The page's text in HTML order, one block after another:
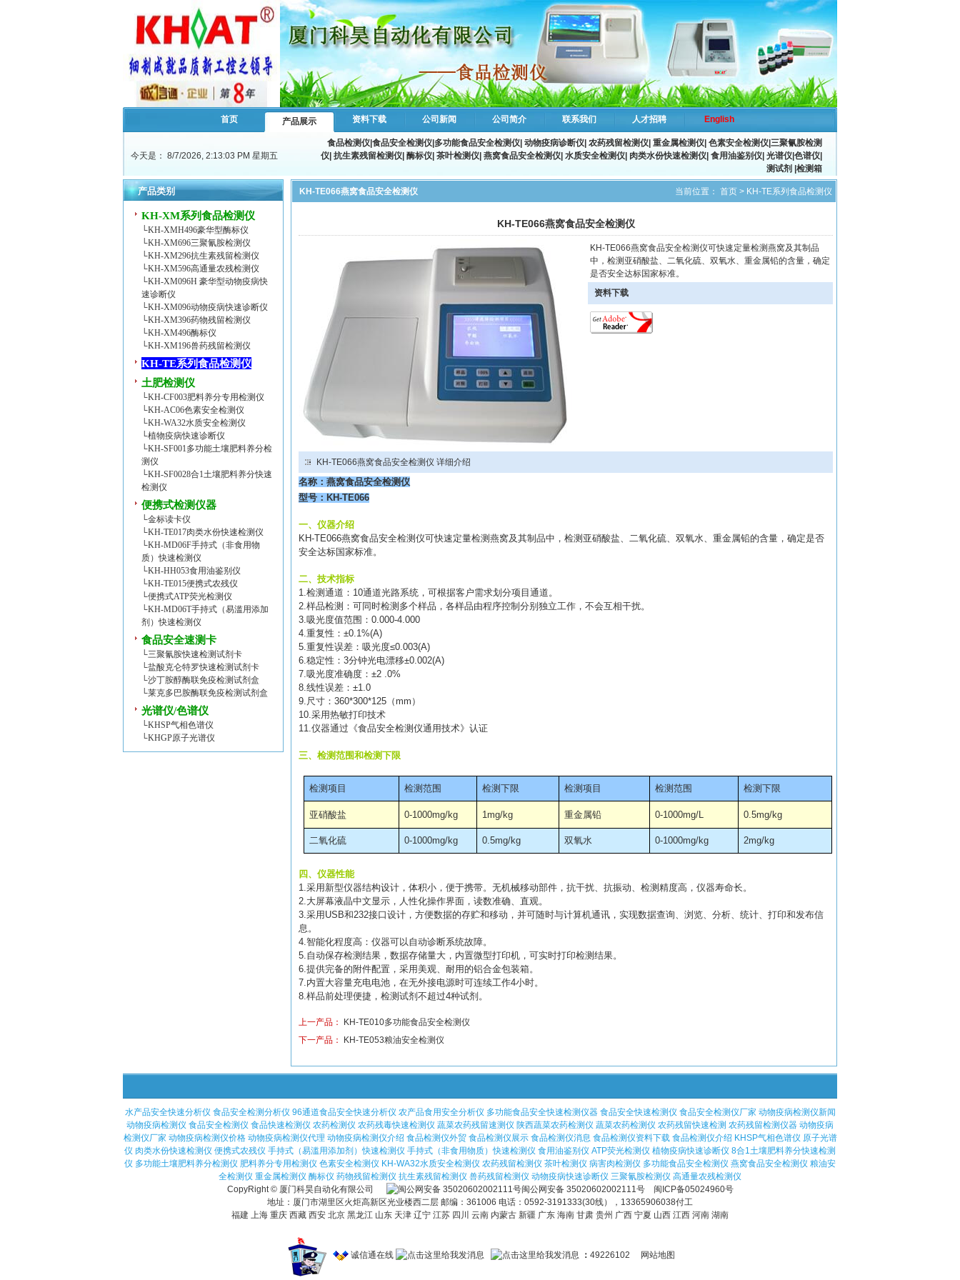
首页 产品展示 资料下载 公司新闻 公司简介 联系我们 人才招聘 English
今天是： 8/7/2026, 2:13:04 PM 星期五
食品检测仪 食品安全检测仪 多功能食品安全检测仪 动物疫病诊断仪 农药残留检测仪 重金属检测仪 色素安全检测仪 三聚氰胺检测
仪 抗生素残留检测仪 酶标仪 茶叶检测仪 燕窝食品安全检测仪 水质安全检测仪 肉类水份快速检测仪| 食用油鉴别仪 光谱仪 色谱仪
测试剂 |检测箱
产品类别
KH-XM系列食品检测仪
└KH-XMH496豪华型酶标仪
└KH-XM696三聚氰胺检测仪
└KH-XM296抗生素残留检测仪
└KH-XM596高通量农残检测仪
└KH-XM096H 豪华型动物疫病快
速诊断仪
└KH-XM096动物疫病快速诊断仪
└KH-XM396药物残留检测仪
└KH-XM496酶标仪
└KH-XM196兽药残留检测仪
KH-TE系列食品检测仪
土肥检测仪
└KH-CF003肥料养分专用检测仪
└KH-AC06色素安全检测仪
└KH-WA32水质安全检测仪
└植物疫病快速诊断仪
└KH-SF001多功能土壤肥料养分检
测仪
└KH-SF0028合1土壤肥料养分快速
检测仪
便携式检测仪器
└金标读卡仪
└KH-TE017肉类水份快速检测仪
└KH-MD06F手持式（非食用物
质）快速检测仪
└KH-HH053食用油鉴别仪
└KH-TE015便携式农残仪
└便携式ATP荧光检测仪
└KH-MD06T手持式（易滥用添加
剂）快速检测仪
食品安全速测卡
└三聚氰胺快速检测试剂卡
└盐酸克仑特罗快速检测试剂卡
└沙丁胺醇酶联免疫检测试剂盒
└莱克多巴胺酶联免疫检测试剂盒
光谱仪/色谱仪
└KHSP气相色谱仪
└KHGP原子光谱仪
当前位置： 首页 > KH-TE系列食品检测仪
KH-TE066燕窝食品安全检测仪
KH-TE066燕窝食品安全检测仪
KH-TE066燕窝食品安全检测仪可快速定量检测燕窝及其制品
中，检测亚硝酸盐、二氧化硫、双氧水、重金属铅的含量，确定
是否安全达标国家标准。
资料下载
KH-TE066燕窝食品安全检测仪 详细介绍
名称：燕窝食品安全检测仪
型号： KH-TE066
一、仪器介绍
KH-TE066燕窝食品安全检测仪可快速定量检测燕窝及其制品中，检测亚硝酸盐、二氧化硫、双氧水、重金属铅的含量，确定是否
安全达标国家标准。
二、技术指标
1.检测通道： 10通道光路系统，可根据客户需求划分项目通道。
2.样品检测：可同时检测多个样品，各样品由程序控制分别独立工作，不会互相干扰。
3.吸光度值范围： 0.000-4.000
4.重复性： ±0.1%(A)
5.重复性误差：吸光度≤0.003(A)
6.稳定性： 3分钟光电漂移±0.002(A)
7.吸光度准确度： ±2 .0%
8.线性误差： ±1.0
9.尺寸： 360*300*125 （mm ）
10.采用热敏打印技术
11.仪器通过《食品安全检测仪通用技术》认证
三、检测范围和检测下限
检测项目 检测范围 检测下限 检测项目 检测范围 检测下限
亚硝酸盐 0-1000mg/kg 1mg/kg 重金属铅 0-1000mg/L 0.5mg/kg
二氧化硫 0-1000mg/kg 0.5mg/kg 双氧水 0-1000mg/kg 2mg/kg
四、仪器性能
1.采用新型仪器结构设计，体积小，便于携带。无机械移动部件，抗干扰、抗振动、检测精度高，仪器寿命长。
2.大屏幕液晶中文显示，人性化操作界面，读数准确、直观。
3.采用 USB和232接口设计，方便数据的存贮和移动，并可随时与计算机通讯，实现数据查询、浏览、分析、统计、打印和发布信
息。
4.智能化程度高：仪器可以自动诊断系统故障。
5.自动保存检测结果，数据存储量大，内置微型打印机，可实时打印检测结果。
6.提供完备的附件配置，采用美观、耐用的铝合金包装箱。
7.内置大容量充电电池，在无外接电源时可连续工作4小时。
8.样品前处理便捷，检测试剂不超过4种试剂。
上一产品：
KH-TE010多功能食品安全检测仪
下一产品：
KH-TE053粮油安全检测仪
水产品安全快速分析仪 食品安全检测分析仪 96通道食品安全快速分析仪 农产品食用安全分析仪 多功能食品安全快速检测仪器 食品安全快速检测仪 食品安全检测仪厂家 动物疫病检测仪新闻
动物疫病检测仪 食品安全检测仪 食品快速检测仪 农药检测仪 农药残毒快速检测仪 蔬菜农药残留速测仪 陕西蔬菜农药检测仪 蔬菜农药检测仪 农药残留快速检测 农药残留检测仪器 动物疫病
检测仪厂家 动物疫病检测仪价格 动物疫病检测仪代理 动物疫病检测仪介绍 食品检测仪外贸 食品检测仪展示 食品检测仪消息 食品检测仪资料下载 食品检测仪介绍 KHSP气相色谱仪 原子光谱
仪 肉类水份快速检测仪 便携式农残仪 手持式（易滥用添加剂）快速检测仪 手持式（非食用物质）快速检测仪 食用油鉴别仪 ATP荧光检测仪 植物疫病快速诊断仪 8合1土壤肥料养分快速检测
仪 多功能土壤肥料养分检测仪 肥料养分专用检测仪 色素安全检测仪 KH-WA32水质安全检测仪 农药残留检测仪 茶叶检测仪 病害肉检测仪 多功能食品安全检测仪 燕窝食品安全检测仪 粮油安
全检测仪 重金属检测仪 酶标仪 药物残留检测仪 抗生素残留检测仪 兽药残留检测仪 动物疫病快速诊断仪 三聚氰胺检测仪 高通量农残检测仪
CopyRight © 厦门科昊自动化有限公司
闽公网安备 35020602002111号
闽ICP备05024960号
地址：厦门市湖里区火炬高新区光业楼西二层 邮编：361006 电话：0592-3191333(30线），13365906038付工
福建 上海 重庆 西藏 西安 北京 黑龙江 山东 天津 辽宁 江苏 四川 云南 内蒙古 新疆 广东 海南 甘肃 贵州 广西 宁夏 山西 江西 河南 湖南
诚信通在线 ： 49226102 网站地图